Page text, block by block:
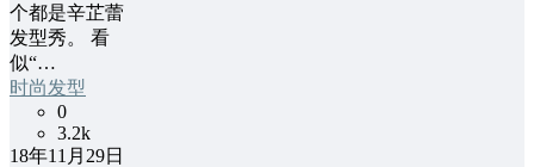
个都是辛芷蕾
发型秀。 看
似“…
时尚发型
0
3.2k
18年11月29日